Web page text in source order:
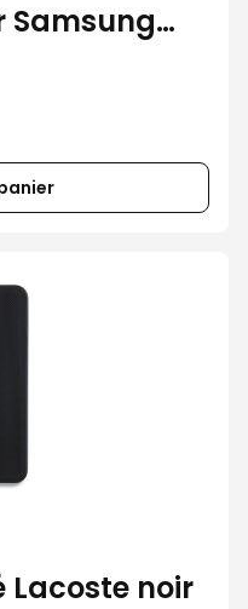
Samsung
Lacoste noir